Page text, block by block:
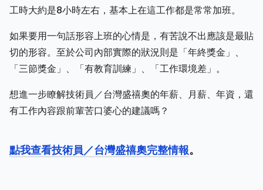
工時大約是8小時左右，基本上在這工作都是常常加班。
如果要用一句話形容上班的心情是，有苦說不出應該是最貼
切的形容。至於公司內部實際的狀況則是「年終獎金」、
「三節獎金」、「有教育訓練」、「工作環境差」。
想進一步瞭解技術員／台灣盛禧奧的年薪、月薪、年資，還
有工作內容跟前輩苦口婆心的建議嗎？
點我查看技術員／台灣盛禧奧完整情報。